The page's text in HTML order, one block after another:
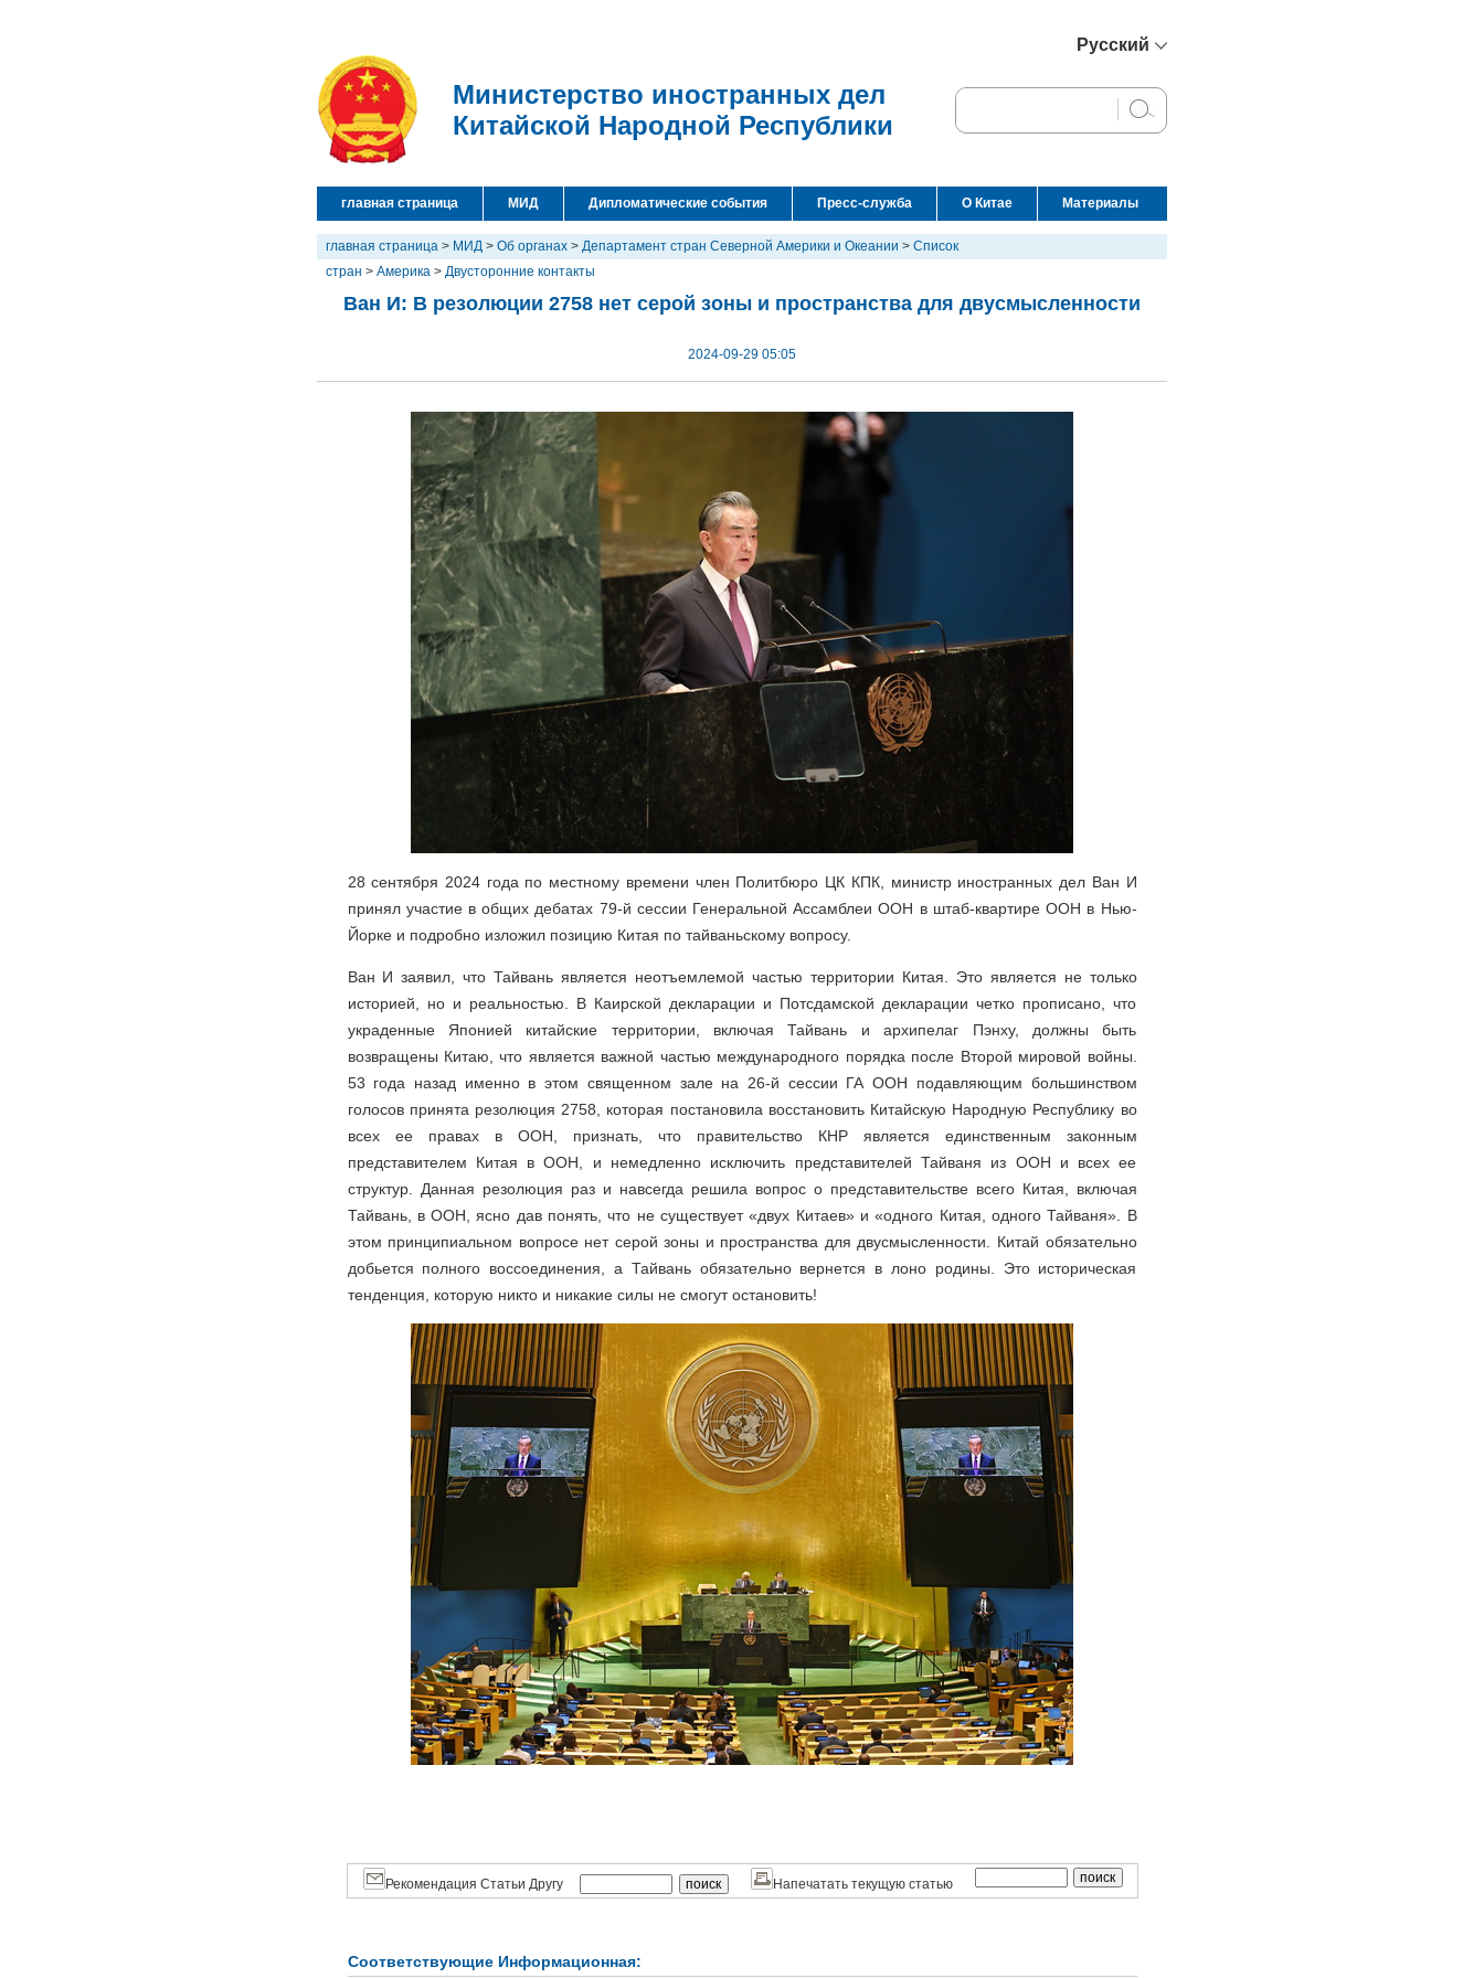
Русский
English
Español
عربي
Министерство иностранных дел
Китайской Народной Республики
главная страница МИД Дипломатические события Пресс-служба О Китае Материалы
главная страница > МИД > Об органах > Департамент стран Северной Америки и Океании > Список
стран > Америка > Двусторонние контакты
Ван И: В резолюции 2758 нет серой зоны и пространства для двусмысленности
2024-09-29 05:05
28 сентября 2024 года по местному времени член Политбюро ЦК КПК, министр иностранных дел Ван И
принял участие в общих дебатах 79-й сессии Генеральной Ассамблеи ООН в штаб-квартире ООН в Нью-
Йорке и подробно изложил позицию Китая по тайваньскому вопросу.
Ван И заявил, что Тайвань является неотъемлемой частью территории Китая. Это является не только
историей, но и реальностью. В Каирской декларации и Потсдамской декларации четко прописано, что
украденные Японией китайские территории, включая Тайвань и архипелаг Пэнху, должны быть
возвращены Китаю, что является важной частью международного порядка после Второй мировой войны.
53 года назад именно в этом священном зале на 26-й сессии ГА ООН подавляющим большинством
голосов принята резолюция 2758, которая постановила восстановить Китайскую Народную Республику во
всех ее правах в ООН, признать, что правительство КНР является единственным законным
представителем Китая в ООН, и немедленно исключить представителей Тайваня из ООН и всех ее
структур. Данная резолюция раз и навсегда решила вопрос о представительстве всего Китая, включая
Тайвань, в ООН, ясно дав понять, что не существует «двух Китаев» и «одного Китая, одного Тайваня». В
этом принципиальном вопросе нет серой зоны и пространства для двусмысленности. Китай обязательно
добьется полного воссоединения, а Тайвань обязательно вернется в лоно родины. Это историческая
тенденция, которую никто и никакие силы не смогут остановить!
Рекомендация Статьи Другу Напечатать текущую статью
Соответствующие Информационная: